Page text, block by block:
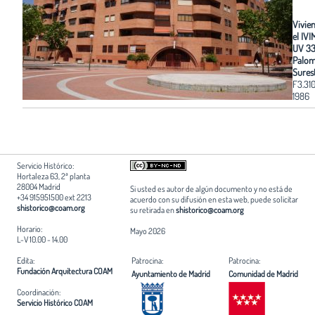
el
UV
1986
Servicio Histórico:
Hortaleza 63, 2ª planta
28004 Madrid
+34 915951500 ext 2213
shistorico@coam.org
Horario:
L-V 10.00 - 14.00
Si usted es autor de algún documento y no está de
acuerdo con su difusión en esta web, puede solicitar
su retirada enshistorico@coam.org
Mayo 2026
Edita:
Fundación Arquitectura COAM
Coordinación:
Servicio Histórico COAM
Patrocina:
Ayuntamiento de Madrid
Patrocina:
Comunidad de Madrid